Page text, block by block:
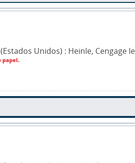
Unidos) : Heinle, Cengage
papel.